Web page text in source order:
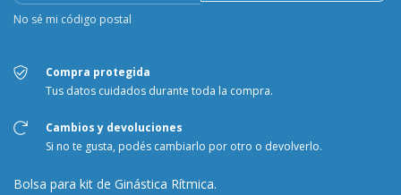
No sé mi código postal
Compra protegida
Tus datos cuidados durante toda la compra.
Cambios y devoluciones
Si no te gusta, podés cambiarlo por otro o devolverlo.
Bolsa para kit de Ginástica Rítmica.